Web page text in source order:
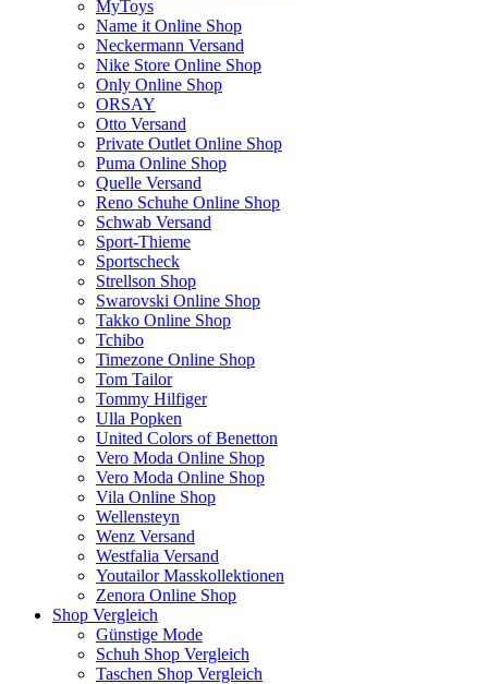
MyToys
Name it Online Shop
Neckermann Versand
Nike Store Online Shop
Only Online Shop
ORSAY
Otto Versand
Private Outlet Online Shop
Puma Online Shop
Quelle Versand
Reno Schuhe Online Shop
Schwab Versand
Sport-Thieme
Sportscheck
Strellson Shop
Swarovski Online Shop
Takko Online Shop
Tchibo
Timezone Online Shop
Tom Tailor
Tommy Hilfiger
Ulla Popken
United Colors of Benetton
Vero Moda Online Shop
Vero Moda Online Shop
Vila Online Shop
Wellensteyn
Wenz Versand
Westfalia Versand
Youtailor Masskollektionen
Zenora Online Shop
Shop Vergleich
Günstige Mode
Schuh Shop Vergleich
Taschen Shop Vergleich